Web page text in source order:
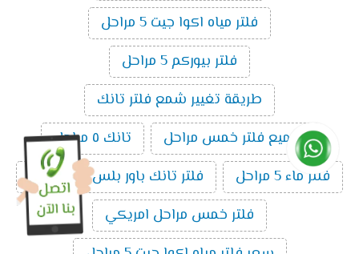
فلتر مياه اكوا جيت 5 مراحل
فلتر بيوركم 5 مراحل
طريقة تغيير شمع فلتر تانك
تجميع فلتر خمس مراحل
تانك ٥ مراحل
فلتر ماء 5 مراحل
فلتر تانك باور بلس ال5 مراحل
فلتر خمس مراحل امريكي